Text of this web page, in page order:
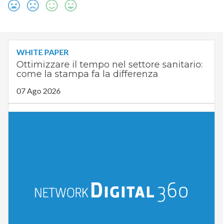
WHITE PAPER
Ottimizzare il tempo nel settore sanitario:
come la stampa fa la differenza
07 Ago 2026